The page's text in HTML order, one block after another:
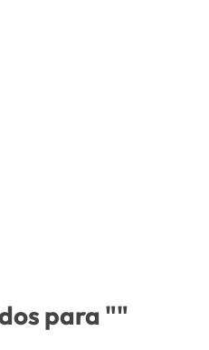
para ""